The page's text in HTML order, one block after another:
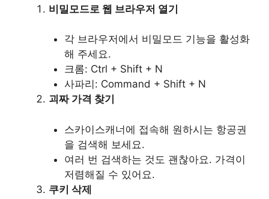
비밀모드로 웹 브라우저 열기
각 브라우저에서 비밀모드 기능을 활성화
해 주세요.
크롬: Ctrl + Shift + N
사파리: Command + Shift + N
괴짜 가격 찾기
스카이스캐너에 접속해 원하시는 항공권
을 검색해 보세요.
여러 번 검색하는 것도 괜찮아요. 가격이
저렴해질 수 있어요.
쿠키 삭제